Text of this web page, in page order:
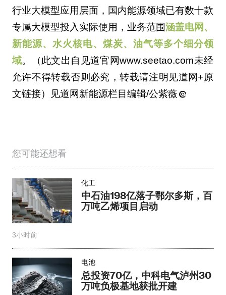
行业大模型应用层面，国内能源领域已有数十款
专属大模型投入实际使用，业务范围涵盖电网、
新能源、水火核电、煤炭、油气等多个细分领
域。（此文出自见道官网www.seetao.com未经
允许不得转载否则必究，转载请注明见道网+原
文链接）见道网新能源栏目编辑/公紫薇
您可能还想看
化工
中石油198亿落子鄂尔多斯，百
万吨乙烯项目启动
3小时前
电池
总投资70亿，中科电气泸州30
万吨负极基地获批开建